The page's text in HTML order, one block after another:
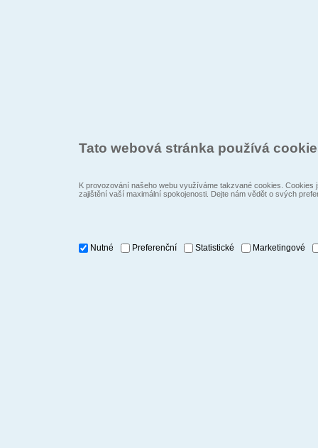
Tato webová stránka používá
K provozování našeho webu využíváme takzvané cookies.
zajištění vaší maximální spokojenosti. Dejte nám vědět o svých
Nutné Preferenční Statistické Marketingové